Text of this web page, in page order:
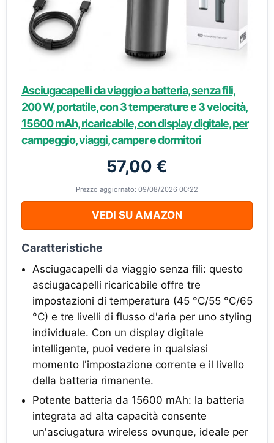
Asciugacapelli da viaggio a batteria, senza fili,
200 W, portatile, con 3 temperature e 3 velocità,
15600 mAh, ricaricabile, con display digitale, per
campeggio, viaggi, camper e dormitori
57,00 €
Prezzo aggiornato: 09/08/2026 00:22
VEDI SU AMAZON
Caratteristiche
Asciugacapelli da viaggio senza fili: questo
asciugacapelli ricaricabile offre tre
impostazioni di temperatura (45 °C/55 °C/65
°C) e tre livelli di flusso d'aria per uno styling
individuale. Con un display digitale
intelligente, puoi vedere in qualsiasi
momento l'impostazione corrente e il livello
della batteria rimanente.
Potente batteria da 15600 mAh: la batteria
integrata ad alta capacità consente
un'asciugatura wireless ovunque, ideale per